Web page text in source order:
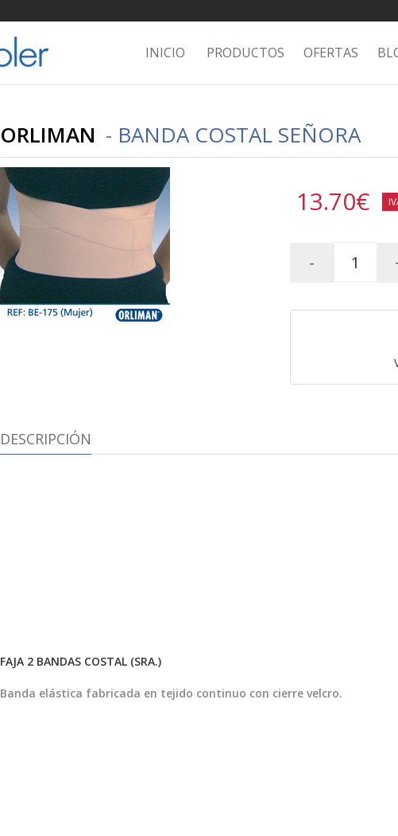
INICIO PRODUCTOS OFERTAS
ORLIMAN - BANDA COSTAL SEÑORA
13.70€
-
DESCRIPCIÓN
FAJA 2 BANDAS COSTAL (SRA.)
Banda elástica fabricada en tejido continuo con cierre velcro.